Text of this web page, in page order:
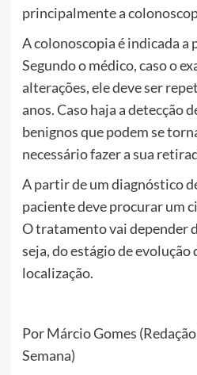
principalmente a
A colonoscopia é indicada a
Segundo o médico, caso o
alterações, ele deve ser
anos. Caso haja a detecção
benignos que podem se
necessário fazer a sua
A partir de um diagnóstico
paciente deve procurar um
O tratamento vai depender
seja, do estágio de evolução
localização.
Por Márcio Gomes
Semana)